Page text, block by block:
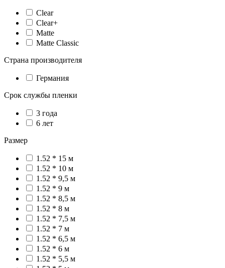
Clear
Clear+
Matte
Matte Classic
Страна производителя
Германия
Срок службы пленки
3 года
6 лет
Размер
1.52 * 15 м
1.52 * 10 м
1.52 * 9,5 м
1.52 * 9 м
1.52 * 8,5 м
1.52 * 8 м
1.52 * 7,5 м
1.52 * 7 м
1.52 * 6,5 м
1.52 * 6 м
1.52 * 5,5 м